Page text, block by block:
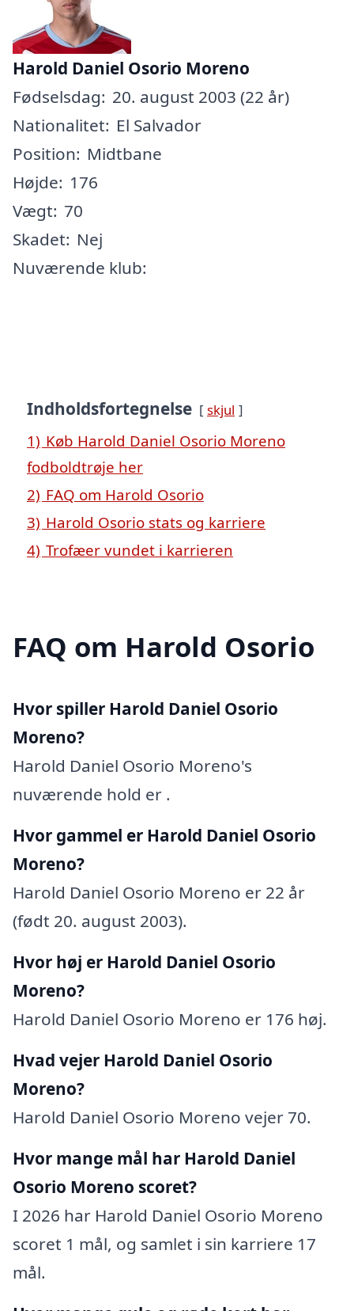
Harold Daniel Osorio Moreno
Fødselsdag: 20. august 2003 (22 år)
Nationalitet: El Salvador
Position: Midtbane
Højde: 176
Vægt: 70
Skadet: Nej
Nuværende klub:
Indholdsfortegnelse skjul
1) Køb Harold Daniel Osorio Moreno
fodboldtrøje her
2) FAQ om Harold Osorio
3) Harold Osorio stats og karriere
4) Trofæer vundet i karrieren
FAQ om Harold Osorio
Hvor spiller Harold Daniel Osorio
Moreno?
Harold Daniel Osorio Moreno's
nuværende hold er .
Hvor gammel er Harold Daniel Osorio
Moreno?
Harold Daniel Osorio Moreno er 22 år
(født 20. august 2003).
Hvor høj er Harold Daniel Osorio
Moreno?
Harold Daniel Osorio Moreno er 176 høj.
Hvad vejer Harold Daniel Osorio
Moreno?
Harold Daniel Osorio Moreno vejer 70.
Hvor mange mål har Harold Daniel
Osorio Moreno scoret?
I 2026 har Harold Daniel Osorio Moreno
scoret 1 mål, og samlet i sin karriere 17
mål.